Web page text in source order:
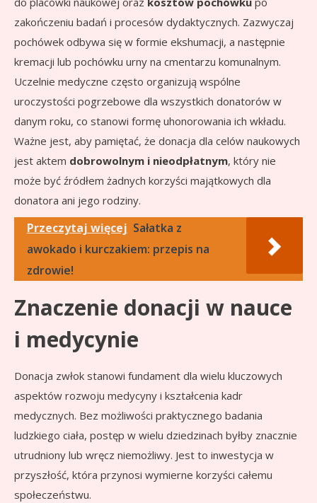
zakończeniu badań i procesów dydaktycznych. Zazwyczaj
pochówek odbywa się w formie ekshumacji, a następnie
kremacji lub pochówku urny na cmentarzu komunalnym.
Uczelnie medyczne często organizują wspólne
uroczystości pogrzebowe dla wszystkich donatorów w
danym roku, co stanowi formę uhonorowania ich wkładu.
Ważne jest, aby pamiętać, że donacja dla celów naukowych
jest aktem dobrowolnym i nieodpłatnym, który nie
może być źródłem żadnych korzyści majątkowych dla
donatora ani jego rodziny.
Przeczytaj więcej Sałatka z
awokado i kurczakiem: przepis na
zdrowie!
Znaczenie donacji w nauce
i medycynie
Donacja zwłok stanowi fundament dla wielu kluczowych
aspektów rozwoju medycyny i kształcenia kadr
medycznych. Bez możliwości praktycznego badania
ludzkiego ciała, postęp w wielu dziedzinach byłby znacznie
utrudniony lub wręcz niemożliwy. Jest to inwestycja w
przyszłość, która przynosi wymierne korzyści całemu
społeczeństwu.